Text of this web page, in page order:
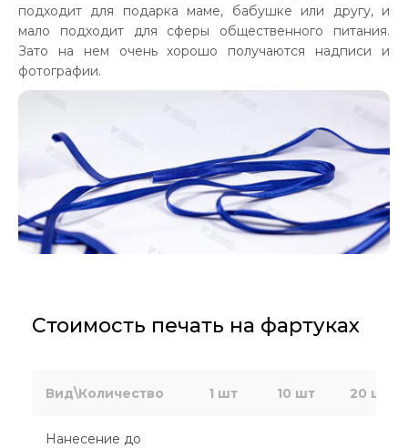
подходит для подарка маме, бабушке или другу, и
мало подходит для сферы общественного питания.
Зато на нем очень хорошо получаются надписи и
фотографии.
Стоимость печать на фартуках
Вид\Количество 1 шт 10 шт 20 шт
Нанесение до